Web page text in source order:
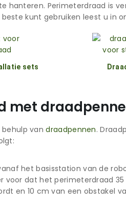
hanteren. Perimeterdraad is
kunt gebruiken leest u in
sets
met
behulp vandraadpennen.
het basisstation van de
dat het perimeterdraad
en 10 cm van een obstakel